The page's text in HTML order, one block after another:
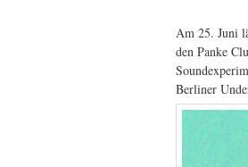
Am 25. Juni
den Panke
Berliner